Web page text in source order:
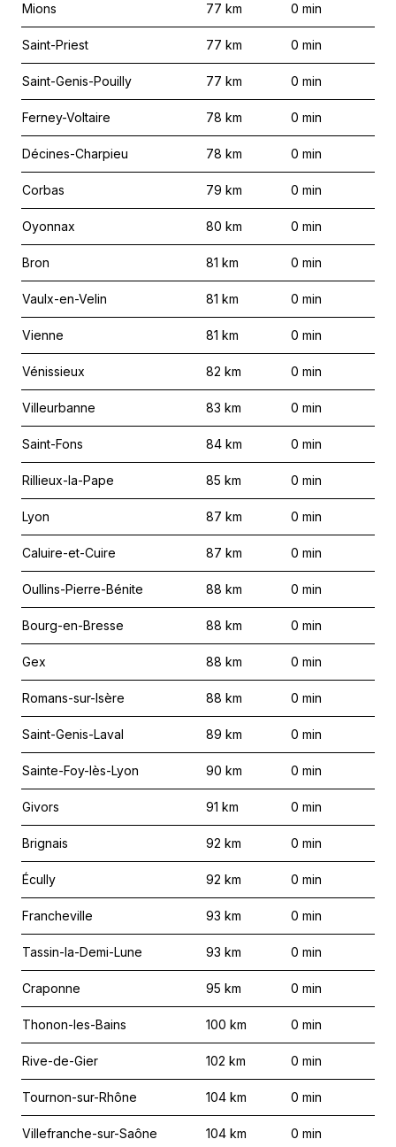
Mions 77 km 0 min
Saint-Priest 77 km 0 min
Saint-Genis-Pouilly 77 km 0 min
Ferney-Voltaire 78 km 0 min
Décines-Charpieu 78 km 0 min
Corbas 79 km 0 min
Oyonnax 80 km 0 min
Bron 81 km 0 min
Vaulx-en-Velin 81 km 0 min
Vienne 81 km 0 min
Vénissieux 82 km 0 min
Villeurbanne 83 km 0 min
Saint-Fons 84 km 0 min
Rillieux-la-Pape 85 km 0 min
Lyon 87 km 0 min
Caluire-et-Cuire 87 km 0 min
Oullins-Pierre-Bénite 88 km 0 min
Bourg-en-Bresse 88 km 0 min
Gex 88 km 0 min
Romans-sur-Isère 88 km 0 min
Saint-Genis-Laval 89 km 0 min
Sainte-Foy-lès-Lyon 90 km 0 min
Givors 91 km 0 min
Brignais 92 km 0 min
Écully 92 km 0 min
Francheville 93 km 0 min
Tassin-la-Demi-Lune 93 km 0 min
Craponne 95 km 0 min
Thonon-les-Bains 100 km 0 min
Rive-de-Gier 102 km 0 min
Tournon-sur-Rhône 104 km 0 min
Villefranche-sur-Saône 104 km 0 min